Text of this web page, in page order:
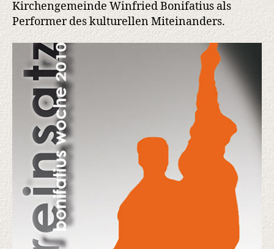
ein
Kirchengemeinde Winfried Bonifatius als
Performer des kulturellen Miteinanders.